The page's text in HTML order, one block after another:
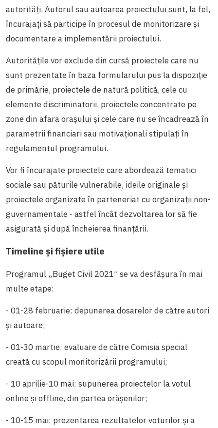
autorități. Autorul sau autoarea proiectului sunt, la fel,
încurajați să participe în procesul de monitorizare și
documentare a implementării proiectului.
Autoritățile vor exclude din cursă proiectele care nu
sunt prezentate în baza formularului pus la dispoziție
de primărie, proiectele de natură politică, cele cu
elemente discriminatorii, proiectele concentrate pe
zone din afara orașului și cele care nu se încadrează în
parametrii financiari sau motivaționali stipulați în
regulamentul programului.
Vor fi încurajate proiectele care abordează tematici
sociale sau păturile vulnerabile, ideile originale și
proiectele organizate în parteneriat cu organizații non-
guvernamentale - astfel încât dezvoltarea lor să fie
asigurată și după încheierea finanțării.
Timeline și fișiere utile
Programul „Buget Civil 2021” se va desfășura în mai
multe etape:
- 01-28 februarie: depunerea dosarelor de către autori
și autoare;
- 01-30 martie: evaluare de către Comisia special
creată cu scopul monitorizării programului;
- 10 aprilie-10 mai: supunerea proiectelor la votul
online și offline, din partea orășenilor;
- 10-15 mai: prezentarea rezultatelor voturilor și a